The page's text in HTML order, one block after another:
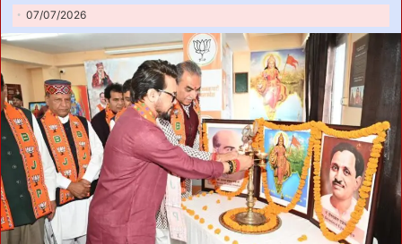
07/07/2026